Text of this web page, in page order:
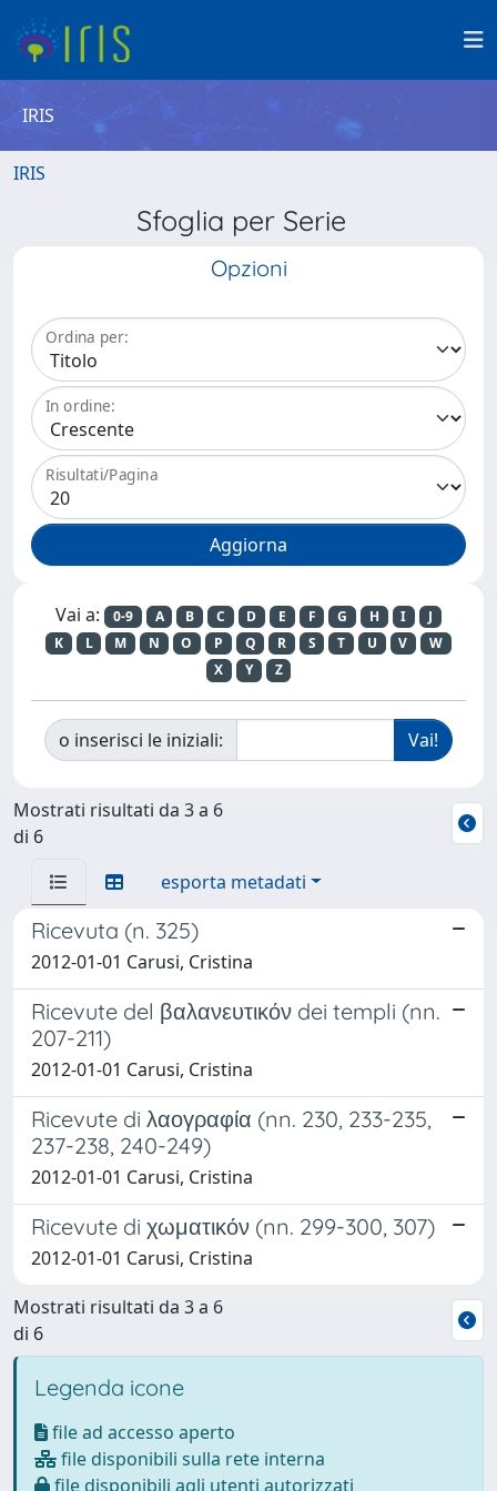
IRIS
IRIS
Sfoglia per Serie
Opzioni
Ordina per:
In ordine:
Risultati/Pagina
Vai a: 0-9 A B C D E F G H I
J
K
L M N O P Q R S T U V
W
X
Y Z
o inserisci le iniziali:
Mostrati risultati da 3 a 6
di 6
esporta metadati
Ricevuta (n. 325)
2012-01-01 Carusi, Cristina
Ricevute del βαλανευτικόν dei templi (nn.
207-211)
2012-01-01 Carusi, Cristina
Ricevute di λαογραφία (nn. 230, 233-235,
237-238, 240-249)
2012-01-01 Carusi, Cristina
Ricevute di χωματικόν (nn. 299-300, 307)
2012-01-01 Carusi, Cristina
Mostrati risultati da 3 a 6
di 6
Legenda icone
file ad accesso aperto
file disponibili sulla rete interna
file disponibili agli utenti autorizzati